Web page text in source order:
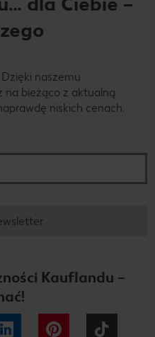
naszemu
na bieżąco z aktualną
niskich cenach.
Kauflandu –
LinkedIn Pinterest